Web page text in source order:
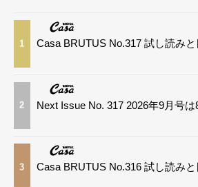
1 Casa BRUTUS No.317 試し読みと
2 Next Issue No. 317 2026年9月号は
3 Casa BRUTUS No.316 試し読みと